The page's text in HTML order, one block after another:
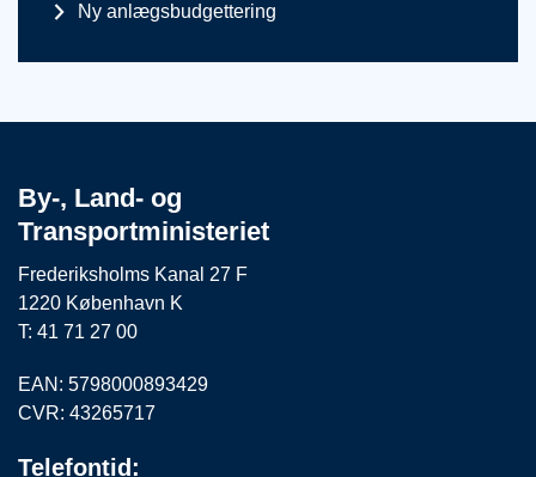
Ny anlægsbudgettering
By-, Land- og
Transportministeriet
Frederiksholms Kanal 27 F
1220 København K
T: 41 71 27 00
EAN: 5798000893429
CVR: 43265717
Telefontid: